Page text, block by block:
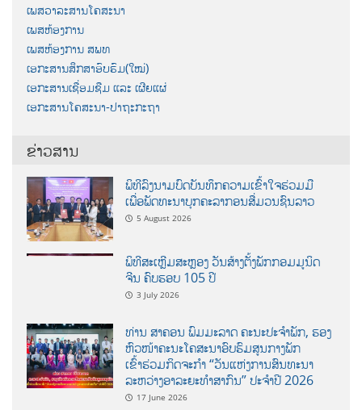
ເພສວາລະສານໂຄສະນາ
ເພສຫ້ອງການ
ເພສຫ້ອງການ ສພທ
ເອກະສານສຶກສາອົບຮົມ(ໃໝ່)
ເອກະສານເຊື່ອມຊືມ ແລະ ເຜີຍແຜ່
ເອກະສານໂຄສະນາ-ປາຖະກະຖາ
ຂ່າວສານ
ພິທີລົງນາມບົດບັນທຶກຄວາມເຂົ້າໃຈຮ່ວມມື
ເພື່ອພັດທະນາບຸກຄະລາກອນສື່ມວນຊົນລາວ
5 August 2026
ພິທີສະເຫຼີມສະຫຼອງ ວັນສ້າງຕັ້ງພັກກອມມູນິດ
ຈີນ ຄົບຮອບ 105 ປີ
3 July 2026
ທ່ານ ສາຄອນ ພົມມະລາດ ຄະນະປະຈໍາພັກ, ຮອງ
ຫົວໜ້າຄະນະໂຄສະນາອົບຮົມສູນກາງພັກ
ເຂົ້າຮ່ວມກິດຈະກຳ “ວັນແຫ່ງການສົນທະນາ
ລະຫວ່າງອາລະຍະທຳສາກົນ” ປະຈຳປີ 2026
17 June 2026